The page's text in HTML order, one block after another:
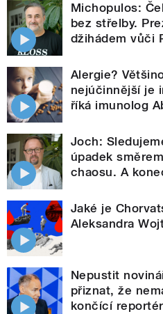
Michopulos:
bez střelby.
džihádem vůči
Alergie?
nejúčinnější je
říká imunolog
Joch:
úpadek
chaosu. A
Jaké je
Aleksandra
Nepustit
přiznat, že
končící